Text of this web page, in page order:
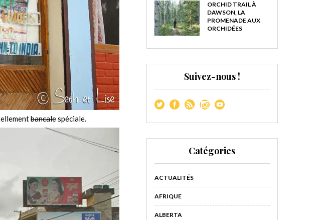
bancalespéciale.
ORCHID TRAIL À
DAWSON, LA
PROMENADE AUX
ORCHIDÉES
Suivez-nous !
Catégories
ACTUALITÉS
AFRIQUE
ALBERTA